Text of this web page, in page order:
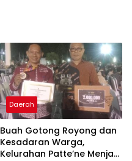
Daerah
Buah Gotong Royong dan
Kesadaran Warga,
Kelurahan Patte’ne Menjadi